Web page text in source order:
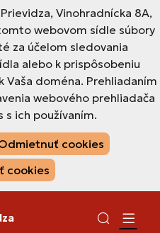
Vinohradnícka 8A,
webovom sídle súbory
za účelom sledovania
alebo k prispôsobeniu
Vaša doména. Prehliadaním
webového prehliadača
s ich používaním.
cookies
cookies